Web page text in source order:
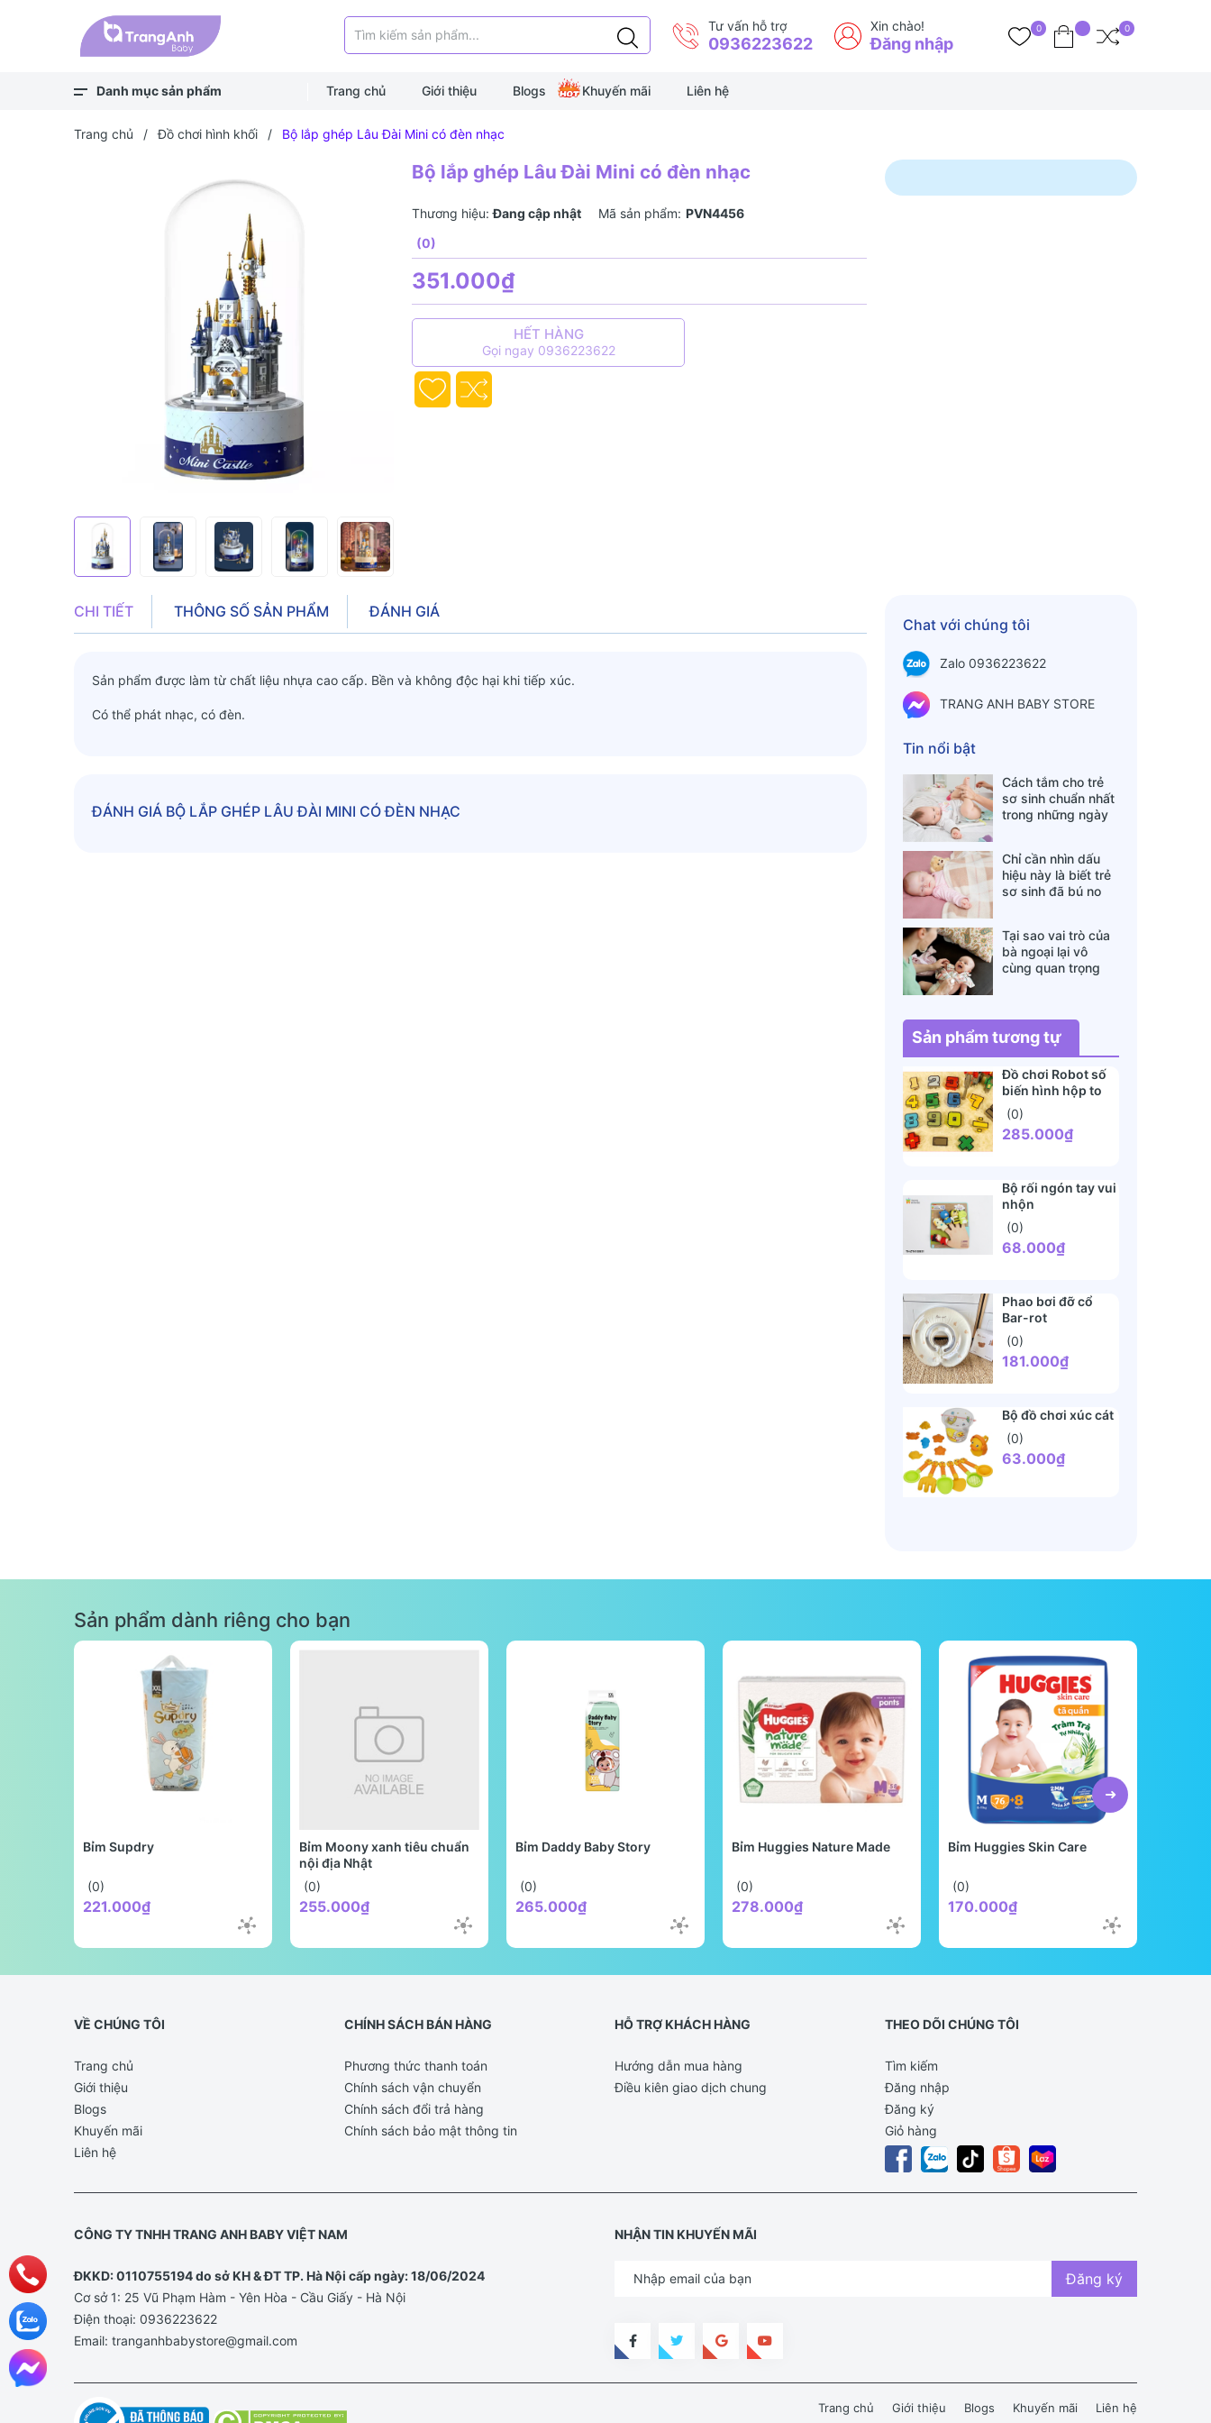
Tư vấn hỗ trợ
0936223622
Xin chào!
Đăng nhập
0 0
Danh mục sản phẩm Trang chủ Giới thiệu Blogs Khuyến mãi Liên hệ
Trang chủ / Đồ chơi hình khối / Bộ lắp ghép Lâu Đài Mini có đèn nhạc
Bộ lắp ghép Lâu Đài Mini có đèn nhạc
Thương hiệu:Đang cập nhật Mã sản phẩm: PVN4456
(0)
351.000₫
HẾT HÀNG
Gọi ngay 0936223622
CHI TIẾT THÔNG SỐ SẢN PHẨM ĐÁNH GIÁ
Sản phẩm được làm từ chất liệu nhựa cao cấp. Bền và không độc hại khi tiếp xúc.
Có thể phát nhạc, có đèn.
ĐÁNH GIÁ BỘ LẮP GHÉP LÂU ĐÀI MINI CÓ ĐÈN NHẠC
Chat với chúng tôi
Zalo 0936223622
TRANG ANH BABY STORE
Tin nổi bật
Cách tắm cho trẻ
sơ sinh chuẩn nhất
trong những ngày
lòng
Chỉ cần nhìn dấu
hiệu này là biết trẻ
sơ sinh đã bú no
không biết
Tại sao vai trò của
bà ngoại lại vô
cùng quan trọng
bất ngờ
Sản phẩm tương tự
Đồ chơi Robot số
biến hình hộp to
(0)
285.000₫
Bộ rối ngón tay vui
nhộn
(0)
68.000₫
Phao bơi đỡ cổ
Bar-rot
(0)
181.000₫
Bộ đồ chơi xúc cát
(0)
63.000₫
Sản phẩm dành riêng cho bạn
Bỉm Supdry
(0)
221.000₫
Bỉm Moony xanh tiêu chuẩn
nội địa Nhật
(0)
255.000₫
Bỉm Daddy Baby Story
(0)
265.000₫
Bỉm Huggies Nature Made
(0)
278.000₫
Bỉm Huggies Skin Care
(0)
170.000₫
VỀ CHÚNG TÔI
Trang chủ
Giới thiệu
Blogs
Khuyến mãi
Liên hệ
CHÍNH SÁCH BÁN HÀNG
Phương thức thanh toán
Chính sách vận chuyển
Chính sách đổi trả hàng
Chính sách bảo mật thông tin
HỖ TRỢ KHÁCH HÀNG
Hướng dẫn mua hàng
Điều kiên giao dịch chung
THEO DÕI CHÚNG TÔI
Tìm kiếm
Đăng nhập
Đăng ký
Giỏ hàng
CÔNG TY TNHH TRANG ANH BABY VIỆT NAM
ĐKKD: 0110755194 do sở KH & ĐT TP. Hà Nội cấp ngày: 18/06/2024
Cơ sở 1: 25 Vũ Phạm Hàm - Yên Hòa - Cầu Giấy - Hà Nội
Điện thoại: 0936223622
Email: tranganhbabystore@gmail.com
NHẬN TIN KHUYẾN MÃI
Đăng ký
Trang chủ Giới thiệu Blogs Khuyến mãi Liên hệ